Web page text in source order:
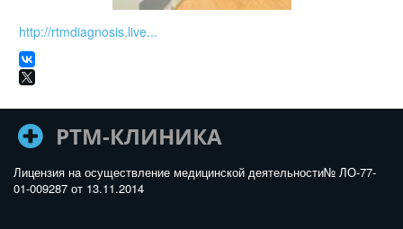
http://rtmdiagnosis.live...
РТМ-КЛИНИКА
Лицензия на осуществление медицинской деятельности№ ЛО-77-
01-009287 от 13.11.2014